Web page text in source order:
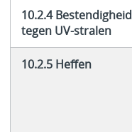
10.2.4 Bestendigheid
tegen UV-stralen
10.2.5 Heffen